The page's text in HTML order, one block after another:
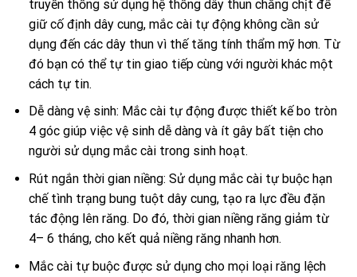
truyền thống sử dụng hệ thống dây thun chằng chịt để
giữ cố định dây cung, mắc cài tự động không cần sử
dụng đến các dây thun vì thế tăng tính thẩm mỹ hơn. Từ
đó bạn có thể tự tin giao tiếp cùng với người khác một
cách tự tin.
Dễ dàng vệ sinh: Mắc cài tự động được thiết kế bo tròn
4 góc giúpviệc vệ sinh dễ dàng và ít gây bất tiện cho
người sử dụng mắc cài trong sinh hoạt.
Rút ngắn thời gian niềng: Sử dụng mắc cài tự buộc hạn
chế tình trạng bung tuột dây cung, tạo ra lực đều đặn
tác động lên răng. Do đó, thời gian niềng răng giảm từ
4– 6 tháng, cho kết quả niềng răng nhanh hơn.
Mắc cài tự buộc được sử dụng cho mọi loại răng lệch